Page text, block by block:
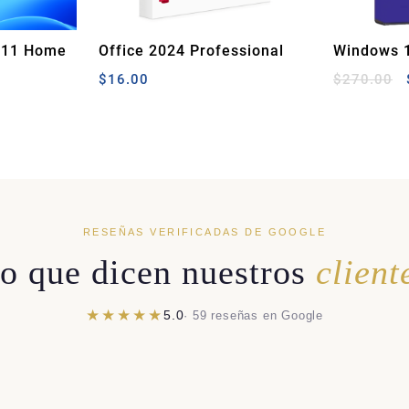
Home
Office 2024 Professional
Plus Licencia Permanente
$16.00
Windows
LTSC
$270.00
RESEÑAS VERIFICADAS DE GOOGLE
que dicen nuestros
★★★★★5.0· 59 reseñas en Google